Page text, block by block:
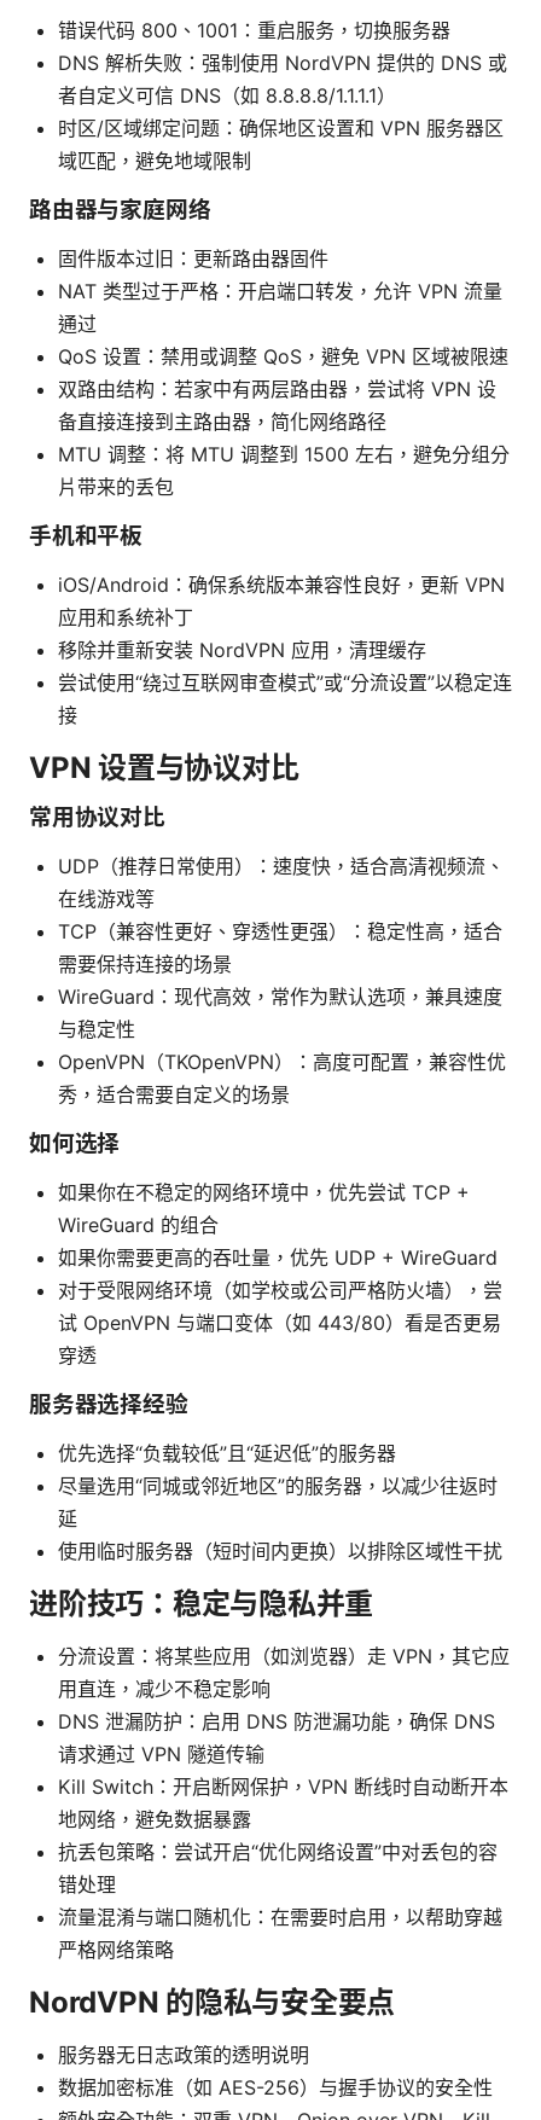
错误代码 800、1001：重启服务，切换服务器
DNS 解析失败：强制使用 NordVPN 提供的 DNS 或
者自定义可信 DNS（如 8.8.8.8/1.1.1.1）
时区/区域绑定问题：确保地区设置和 VPN 服务器区
域匹配，避免地域限制
路由器与家庭网络
固件版本过旧：更新路由器固件
NAT 类型过于严格：开启端口转发，允许 VPN 流量
通过
QoS 设置：禁用或调整 QoS，避免 VPN 区域被限速
双路由结构：若家中有两层路由器，尝试将 VPN 设
备直接连接到主路由器，简化网络路径
MTU 调整：将 MTU 调整到 1500 左右，避免分组分
片带来的丢包
手机和平板
iOS/Android：确保系统版本兼容性良好，更新 VPN
应用和系统补丁
移除并重新安装 NordVPN 应用，清理缓存
尝试使用“绕过互联网审查模式”或“分流设置”以稳定连
接
VPN 设置与协议对比
常用协议对比
UDP（推荐日常使用）：速度快，适合高清视频流、
在线游戏等
TCP（兼容性更好、穿透性更强）：稳定性高，适合
需要保持连接的场景
WireGuard：现代高效，常作为默认选项，兼具速度
与稳定性
OpenVPN（TKOpenVPN）：高度可配置，兼容性优
秀，适合需要自定义的场景
如何选择
如果你在不稳定的网络环境中，优先尝试 TCP +
WireGuard 的组合
如果你需要更高的吞吐量，优先 UDP + WireGuard
对于受限网络环境（如学校或公司严格防火墙），尝
试 OpenVPN 与端口变体（如 443/80）看是否更易
穿透
服务器选择经验
优先选择“负载较低”且“延迟低”的服务器
尽量选用“同城或邻近地区”的服务器，以减少往返时
延
使用临时服务器（短时间内更换）以排除区域性干扰
进阶技巧：稳定与隐私并重
分流设置：将某些应用（如浏览器）走 VPN，其它应
用直连，减少不稳定影响
DNS 泄漏防护：启用 DNS 防泄漏功能，确保 DNS
请求通过 VPN 隧道传输
Kill Switch：开启断网保护，VPN 断线时自动断开本
地网络，避免数据暴露
抗丢包策略：尝试开启“优化网络设置”中对丢包的容
错处理
流量混淆与端口随机化：在需要时启用，以帮助穿越
严格网络策略
NordVPN 的隐私与安全要点
服务器无日志政策的透明说明
数据加密标准（如 AES-256）与握手协议的安全性